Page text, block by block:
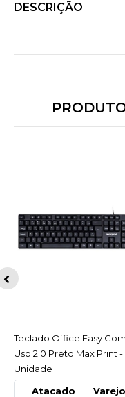
DESCRIÇÃO
ACESSAR
Teclado Office Easy
Usb 2.0 Preto Max Print -
Unidade
Atacado
Varejo